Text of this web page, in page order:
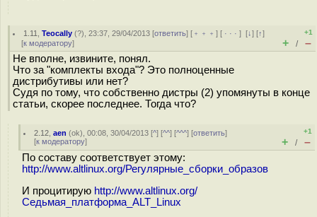
1.11 ,Teocally (?), 23:37, 29/04/2013 [ответить] [ ﹢﹢﹢] [ · · ·][↓] [↑]
[к модератору]
+1
+ / –
Не вполне, извините, понял.
Что за "комплекты входа"? Это полноценные
дистрибутивы или нет?
Судя по тому, что собственно дистры (2) упомянуты в конце
статьи, скорее последнее. Тогда что?
2.12 ,aen (ok), 00:08, 30/04/2013 [^] [^^] [^^^] [ответить]
[к модератору]
+1
+ / –
По составу соответствует этому:
http://www.altlinux.org/Регулярные_сборки_образов
И процитирую http://www.altlinux.org/
Седьмая_платформа_ALT_Linux